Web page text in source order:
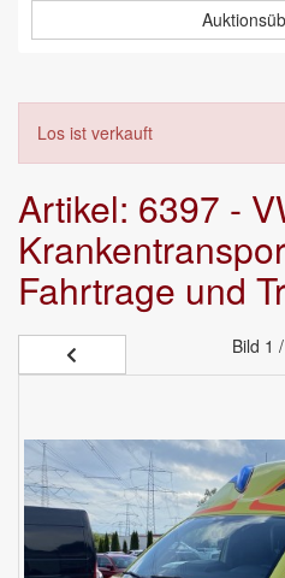
Los ist verkauft
Artikel: 6397 -
Fahrtrage und
Bild 1